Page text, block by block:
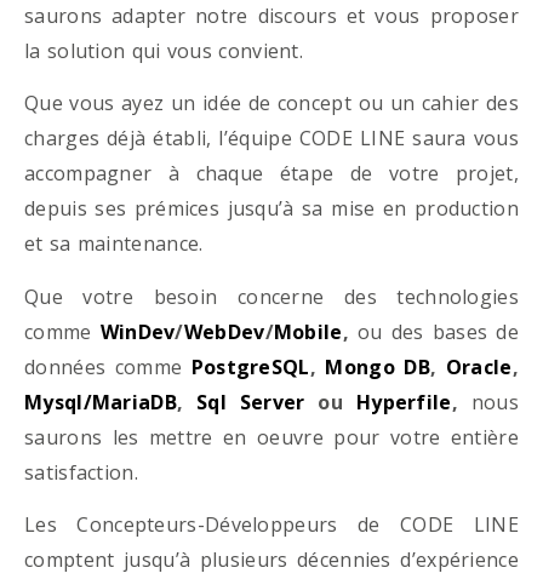
saurons adapter notre discours et vous proposer
la solution qui vous convient.
Que vous ayez un idée de concept ou un cahier des
charges déjà établi, l’équipe CODE LINE saura vous
accompagner à chaque étape de votre projet,
depuis ses prémices jusqu’à sa mise en production
et sa maintenance.
Que votre besoin concerne des technologies
comme WinDev/WebDev/Mobile, ou des bases de
données comme PostgreSQL, Mongo DB, Oracle,
Mysql/MariaDB, Sql Server ou Hyperfile, nous
saurons les mettre en oeuvre pour votre entière
satisfaction.
Les Concepteurs-Développeurs de CODE LINE
comptent jusqu’à plusieurs décennies d’expérience